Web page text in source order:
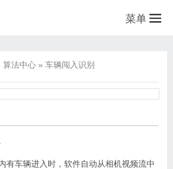
菜单
算法中心 » 车辆闯入识别
有车辆进入时，软件自动从相机视频流中